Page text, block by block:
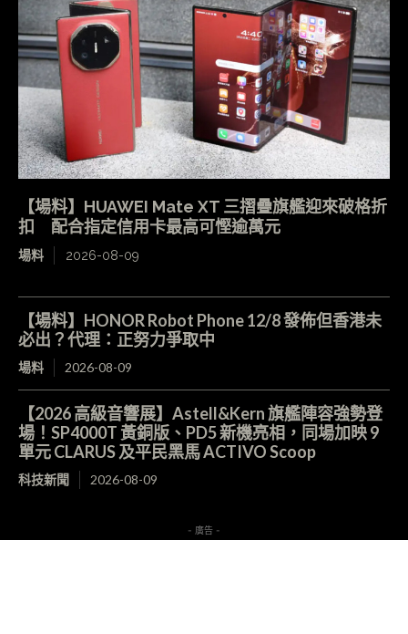
【場料】HUAWEI Mate XT 三摺疊旗艦迎來破格折
扣 配合指定信用卡最高可慳逾萬元
場料 2026-08-09
【場料】HONOR Robot Phone 12/8 發佈但香港未
必出？代理：正努力爭取中
場料 2026-08-09
【2026 高級音響展】Astell&Kern 旗艦陣容強勢登
場！SP4000T 黃銅版、PD5 新機亮相，同場加映 9
單元 CLARUS 及平民黑馬 ACTIVO Scoop
科技新聞 2026-08-09
- 廣告 -